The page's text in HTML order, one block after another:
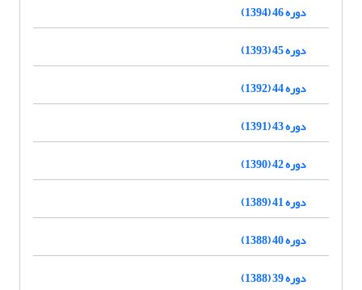
دوره 46 (1394)
دوره 45 (1393)
دوره 44 (1392)
دوره 43 (1391)
دوره 42 (1390)
دوره 41 (1389)
دوره 40 (1388)
دوره 39 (1388)